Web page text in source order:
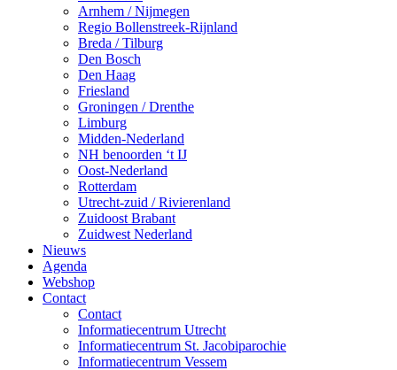
Arnhem / Nijmegen
Regio Bollenstreek-Rijnland
Breda / Tilburg
Den Bosch
Den Haag
Friesland
Groningen / Drenthe
Limburg
Midden-Nederland
NH benoorden ‘t IJ
Oost-Nederland
Rotterdam
Utrecht-zuid / Rivierenland
Zuidoost Brabant
Zuidwest Nederland
Nieuws
Agenda
Webshop
Contact
Contact
Informatiecentrum Utrecht
Informatiecentrum St. Jacobiparochie
Informatiecentrum Vessem